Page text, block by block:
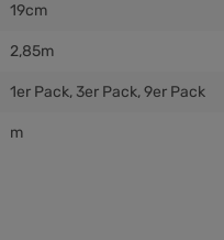
19cm
2,85m
1er Pack, 3er Pack, 9er Pack
m